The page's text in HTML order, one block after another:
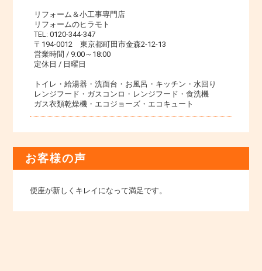
リフォーム＆小工事専門店
リフォームのヒラモト
TEL: 0120-344-347
〒194-0012 東京都町田市金森2-12-13
営業時間 / 9:00～18:00
定休日 / 日曜日
トイレ・給湯器・洗面台・お風呂・キッチン・水回り
レンジフード・ガスコンロ・レンジフード・食洗機
ガス衣類乾燥機・エコジョーズ・エコキュート
お客様の声
便座が新しくキレイになって満足です。